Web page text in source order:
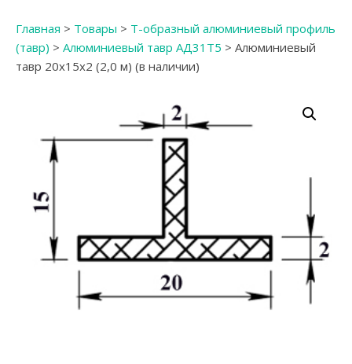
Главная > Товары > Т-образный алюминиевый профиль
(тавр) > Алюминиевый тавр АД31Т5 > Алюминиевый
тавр 20х15х2 (2,0 м) (в наличии)